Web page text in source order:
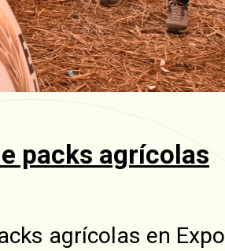
packs agrícolas
agrícolas en Expo